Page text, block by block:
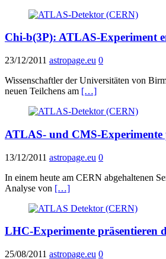
Chi-b(3P): ATLAS-Experiment
23/12/2011 astropage.eu 0
Wissenschaftler der Universitäten von
neuen Teilchens am […]
ATLAS- und CMS-Experimente
13/12/2011 astropage.eu 0
In einem heute am CERN abgehaltenen
Analyse von […]
LHC-Experimente präsentieren
25/08/2011 astropage.eu 0